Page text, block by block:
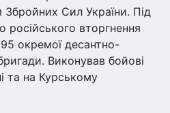
Сил України. Під
російського вторгнення
окремої десантно-
Виконував бойові
та на Курському